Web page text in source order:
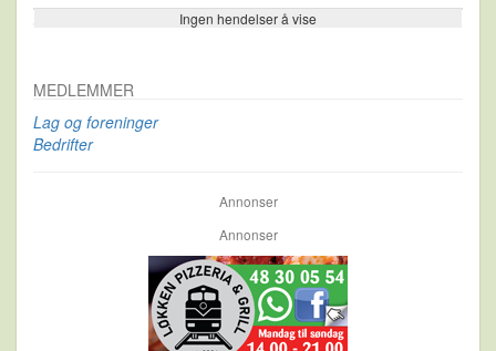
Ingen hendelser å vise
Se flere…
MEDLEMMER
Lag og foreninger
Bedrifter
Annonser
Annonser